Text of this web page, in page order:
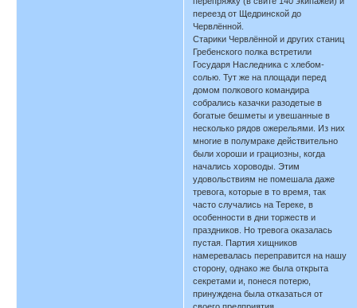
переезд от Щедринской до
Червлённой.
Старики Червлённой и других станиц
Гребенского полка встретили
Государя Наследника с хлебом-
солью. Тут же на площади перед
домом полкового командира
собрались казачки разодетые в
богатые бешметы и увешанные в
несколько рядов ожерельями. Из них
многие в полумраке действительно
были хороши и грациозны, когда
начались хороводы. Этим
удовольствиям не помешала даже
тревога, которые в то время, так
часто случались на Тереке, в
особенности в дни торжеств и
праздников. Но тревога оказалась
пустая. Партия хищников
намеревалась переправится на нашу
сторону, однако же была открыта
секретами и, понеся потерю,
принуждена была отказаться от
своего предприятия.